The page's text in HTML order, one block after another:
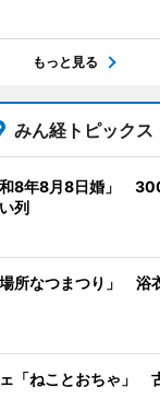
もっと見る
みん経トピックス
和8年8月8日婚」
列
所なつまつり」 浴
「ねことおちゃ」